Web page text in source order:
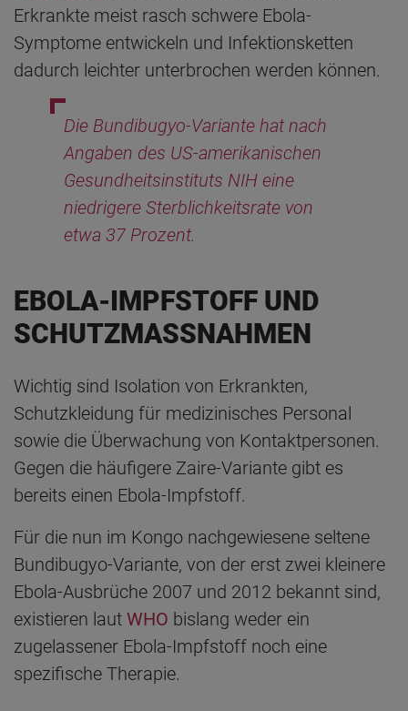
Erkrankte meist rasch schwere Ebola-
Symptome entwickeln und Infektionsketten
dadurch leichter unterbrochen werden können.
Die Bundibugyo-Variante hat nach
Angaben des US-amerikanischen
Gesundheitsinstituts NIH eine
niedrigere Sterblichkeitsrate von
etwa 37 Prozent.
EBOLA-IMPFSTOFF UND
SCHUTZMASSNAHMEN
Wichtig sind Isolation von Erkrankten,
Schutzkleidung für medizinisches Personal
sowie die Überwachung von Kontaktpersonen.
Gegen die häufigere Zaire-Variante gibt es
bereits einen Ebola-Impfstoff.
Für die nun im Kongo nachgewiesene seltene
Bundibugyo-Variante, von der erst zwei kleinere
Ebola-Ausbrüche 2007 und 2012 bekannt sind,
existieren laut WHO bislang weder ein
zugelassener Ebola-Impfstoff noch eine
spezifische Therapie.